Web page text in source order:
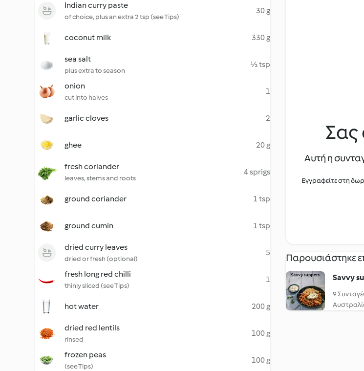
Indian curry paste
of choice, plus an extra 2 tsp (see Tips)
30 g
coconut milk 330 g
sea salt
plus extra to season
½ tsp
onion
cut into halves
1
garlic cloves 2
ghee 20 g
fresh coriander
leaves, stems and roots
4 sprigs
ground coriander 1 tsp
ground cumin 1 tsp
dried curry leaves
dried or fresh (optional)
5
fresh long red chilli
thinly sliced (see Tips)
1
hot water 200 g
dried red lentils
rinsed
100 g
frozen peas
(see Tips)
100 g
Σας
Αυτή η
Εγγραφείτε στη
Παρουσιάστηκε
Savvy
9